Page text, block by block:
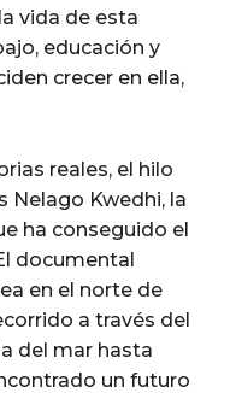
vida de esta
educación y
crecer en ella,
reales, el hilo
Nelago Kwedhi, la
ha conseguido el
documental
en el norte de
a través del
del mar hasta
un futuro